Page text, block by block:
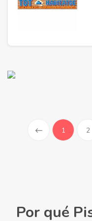
1(current)
2
Por qué